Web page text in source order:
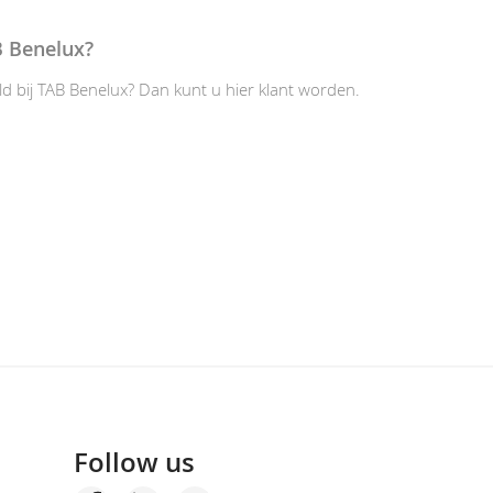
Benelux?
bij TAB Benelux? Dan kunt u hier klant worden.
Follow us